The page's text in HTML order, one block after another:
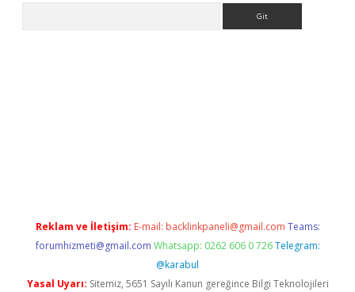
Reklam ve İletişim: E-mail: backlinkpaneli@gmail.com Teams:
forumhizmeti@gmail.com Whatsapp: 0262 606 0 726 Telegram:
@karabul
Yasal Uyarı: Sitemiz, 5651 Sayılı Kanun gereğince Bilgi Teknolojileri